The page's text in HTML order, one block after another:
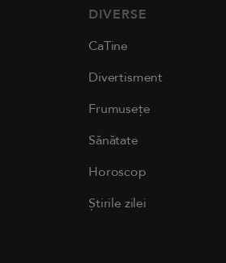
DIVERSE
CaTine
Divertisment
Frumusețe
Sănătate
Horoscop
Știrile zilei